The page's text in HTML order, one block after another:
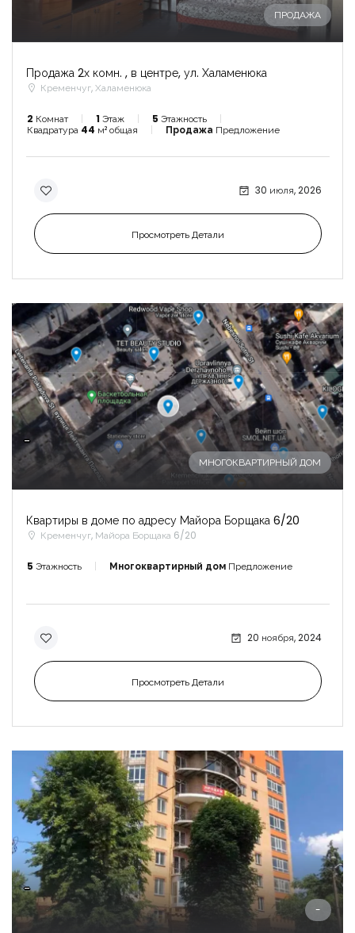
ПРОДАЖА
Продажа 2х комн. , в центре, ул. Халаменюка
Кременчуг, Халаменюка
2 Комнат 1 Этаж 5 Этажность
Квадратура 44 м² общая Продажа Предложение
30 июля, 2026
Просмотреть Детали
-
МНОГОКВАРТИРНЫЙ ДОМ
Квартиры в доме по адресу Майора Борщака 6/20
Кременчуг, Майора Борщака 6/20
5 Этажность Многоквартирный дом Предложение
20 ноября, 2024
Просмотреть Детали
-
-